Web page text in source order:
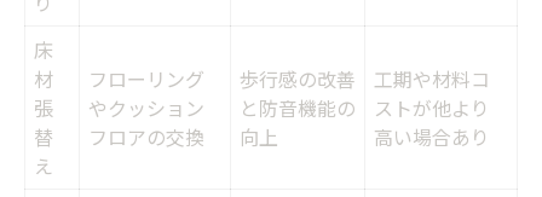
床
材
張
替
え
フローリング
やクッション
フロアの交換
歩行感の改善
と防音機能の
向上
工期や材料コ
ストが他より
高い場合あり